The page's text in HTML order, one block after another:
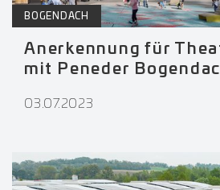
BOGENDACH
Anerkennung für
mit Peneder
03.07.2023